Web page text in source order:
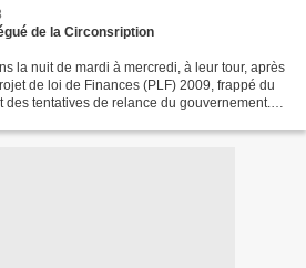
de la Circonsription
la nuit de mardi à mercredi, à leur tour, après
de loi de Finances (PLF) 2009, frappé du
des tentatives de relance du gouvernement.